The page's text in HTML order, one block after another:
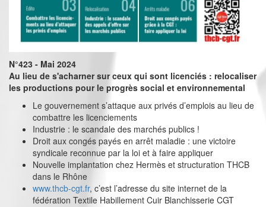
N°423 - Mai 2024
Au lieu de s'acharner sur ceux qui sont licenciés : relocaliser
les productions pour le progrès social et environnemental
Le gouvernement s’attaque aux privés d’emplois au lieu de
combattre les licenciements
Industrie : le scandale des marchés publics !
Droit aux congés payés en arrêt maladie : une victoire
syndicale reconnue par la loi et à faire appliquer
Nouvelle implantation chez Hermès et structuration THCB
dans le Rhône
www.thcb-cgt.fr, c’est l’adresse du site internet de la
fédération Textile Habillement Cuir Blanchisserie CGT